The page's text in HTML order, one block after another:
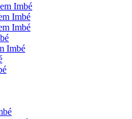
em Imbé
Imbé
Imbé
Imbé